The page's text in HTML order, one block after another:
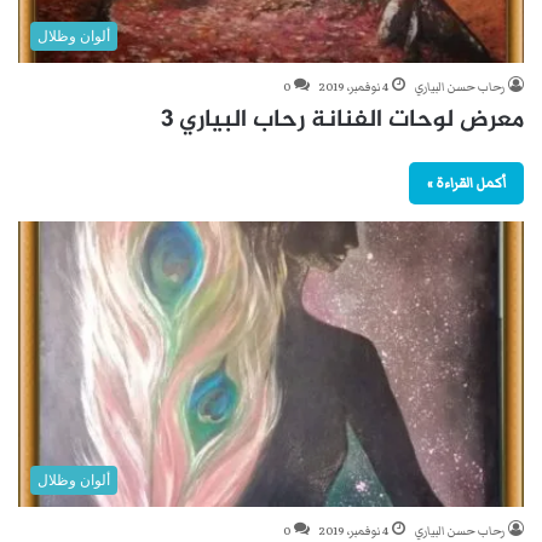
ألوان وظلال
رحاب حسن البياري 4 نوفمبر، 2019 0
معرض لوحات الفنانة رحاب البياري 3
أكمل القراءة »
ألوان وظلال
رحاب حسن البياري 4 نوفمبر، 2019 0